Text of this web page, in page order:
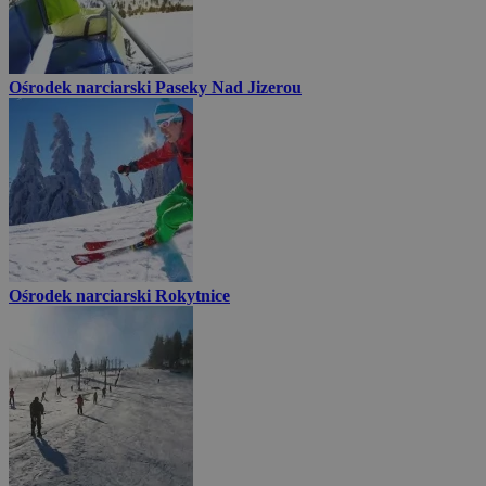
Ośrodek narciarski Paseky Nad Jizerou
Ośrodek narciarski Rokytnice